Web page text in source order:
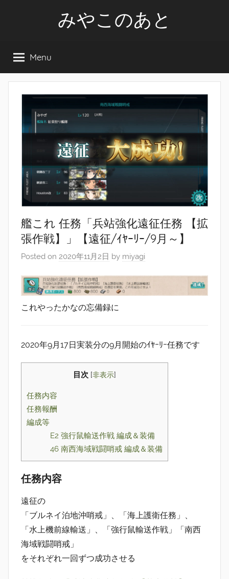
みやこのあと
Menu
艦これ 任務「兵站強化遠征任務 【拡
張作戦】」【遠征/ｲﾔｰﾘｰ/9月～】
Posted on 2020年11月2日 by miyagi
これやったかなの忘備録に
2020年9月17日実装分の9月開始のｲﾔｰﾘｰ任務です
目次 [非表示]
任務内容
任務報酬
編成等
E2 強行鼠輸送作戦 編成＆装備
46 南西海域戦闘哨戒 編成＆装備
任務内容
遠征の
「ブルネイ泊地沖哨戒」、「海上護衛任務」、
「水上機前線輸送」、「強行鼠輸送作戦」「南西
海域戦闘哨戒」
をそれぞれ一回ずつ成功させる